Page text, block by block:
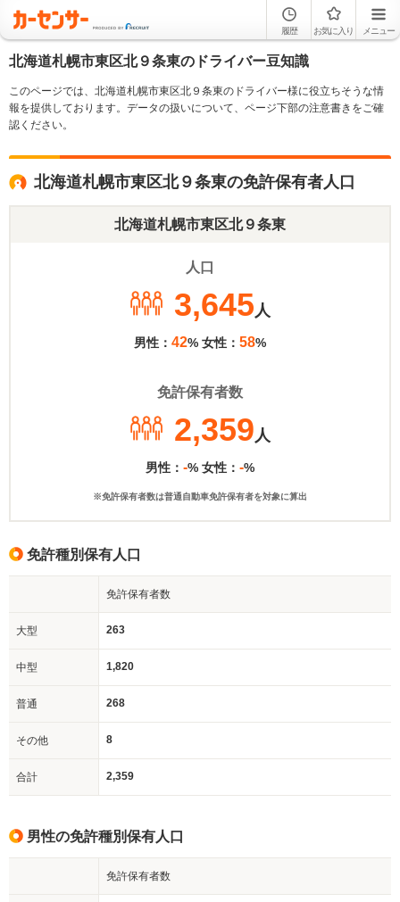
履歴 お気に入り メニュー
北海道札幌市東区北９条東のドライバー豆知識
このページでは、北海道札幌市東区北９条東のドライバー様に役立ちそうな情
報を提供しております。データの扱いについて、ページ下部の注意書きをご確
認ください。
北海道札幌市東区北９条東の免許保有者人口
北海道札幌市東区北９条東
人口
3,645人
男性： 42% 女性： 58%
免許保有者数
2,359人
男性： -% 女性： -%
※免許保有者数は普通自動車免許保有者を対象に算出
免許種別保有人口
免許保有者数
大型 263
中型 1,820
普通 268
その他 8
合計 2,359
男性の免許種別保有人口
免許保有者数